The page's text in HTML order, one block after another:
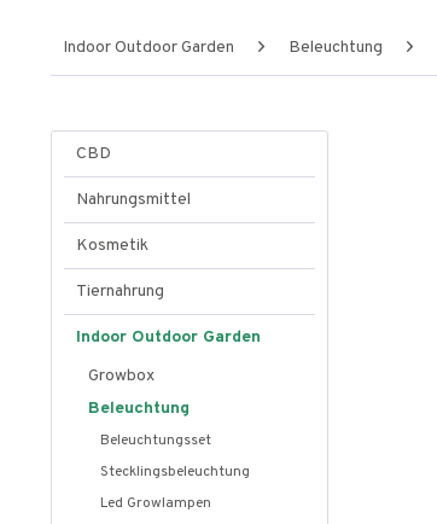
Indoor Outdoor Garden Beleuchtung
CBD
Nahrungsmittel
Kosmetik
Tiernahrung
Indoor Outdoor Garden
Growbox
Beleuchtung
Beleuchtungsset
Stecklingsbeleuchtung
Led Growlampen